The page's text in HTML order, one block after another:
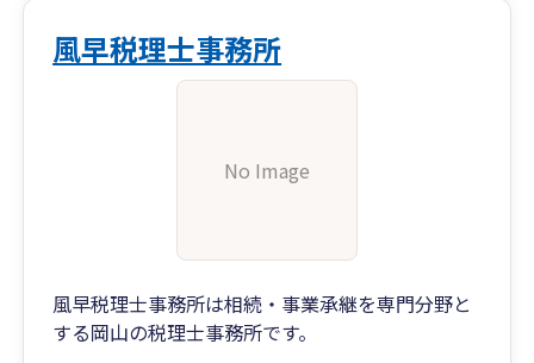
風早税理士事務所
No Image
風早税理士事務所は相続・事業承継を専門分野と
する岡山の税理士事務所です。